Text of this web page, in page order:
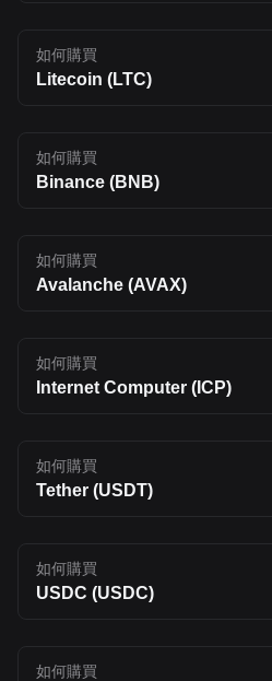
如何購買
Litecoin (LTC)
如何購買
Binance (BNB)
如何購買
Avalanche (AVAX)
如何購買
Internet Computer (ICP)
如何購買
Tether (USDT)
如何購買
USDC (USDC)
如何購買